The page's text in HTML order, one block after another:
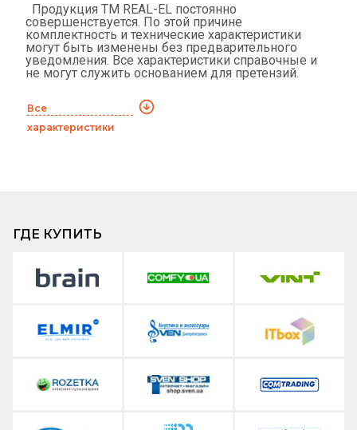
Продукция ТМ REAL-EL постоянно
совершенствуется. По этой причине
комплектность и технические характеристики
могут быть изменены без предварительного
уведомления. Все характеристики справочные и
не могут служить основанием для претензий.
Все
характеристики
ГДЕ КУПИТЬ